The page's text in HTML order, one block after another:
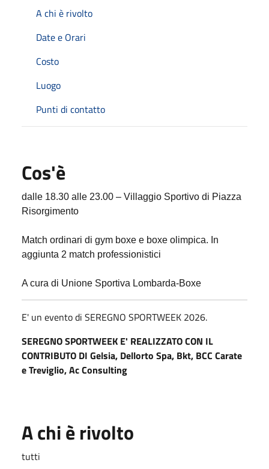
A chi è rivolto
Date e Orari
Costo
Luogo
Punti di contatto
Cos'è
dalle 18.30 alle 23.00 – Villaggio Sportivo di Piazza
Risorgimento
Match ordinari di gym boxe e boxe olimpica. In
aggiunta 2 match professionistici
A cura di Unione Sportiva Lombarda-Boxe
E' un evento di SEREGNO SPORTWEEK 2026.
SEREGNO SPORTWEEK E' REALIZZATO CON IL
CONTRIBUTO DI Gelsia, Dellorto Spa, Bkt, BCC Carate
e Treviglio, Ac Consulting
A chi è rivolto
tutti